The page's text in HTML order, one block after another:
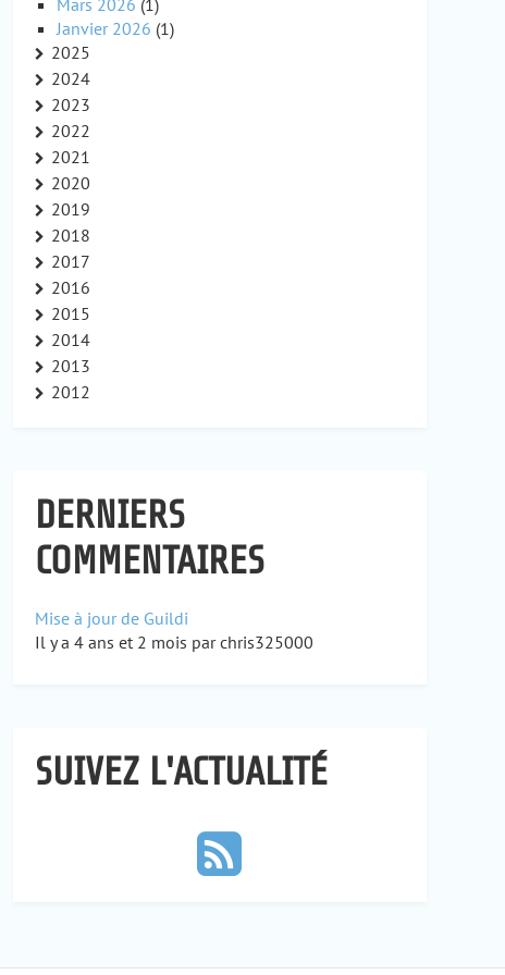
Mars 2026 (1)
Janvier 2026 (1)
2025
2024
2023
2022
2021
2020
2019
2018
2017
2016
2015
2014
2013
2012
DERNIERS
COMMENTAIRES
Mise à jour de Guildi
Il y a 4 ans et 2 mois par chris325000
SUIVEZ L'ACTUALITÉ